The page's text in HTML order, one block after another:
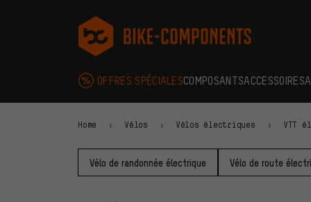
bike-components.de Page d'accueil
OFFRES SPÉCIALESCOMPOSANTSACCESSOIRES
Home Vélos Vélos électriques VTT
Vélo de randonnée électrique Vélo de route